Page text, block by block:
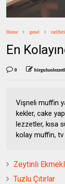
Home genel
En
0
Vişneli muffin
kekler, cake
lezzetler, kısa
kolay muffin,
Zeytinli
Tuzlu Çıtırlar